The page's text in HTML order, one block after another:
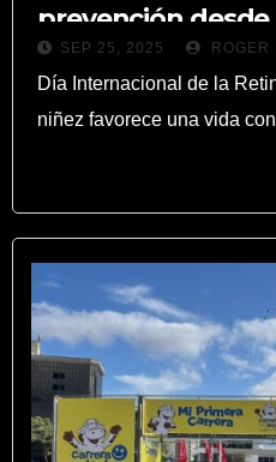
prevención
una vida con
SEP 25, 2025 ROGER
Día Internacional de la
niñez favorece una vida